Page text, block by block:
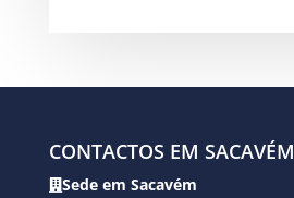
CONTACTOS EM SACAVÉM
Sede em Sacavém